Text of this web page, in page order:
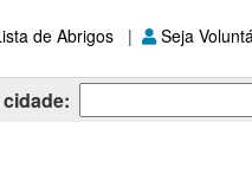
de Abrigos | Seja